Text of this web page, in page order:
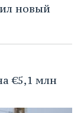
новый
€5,1 млн